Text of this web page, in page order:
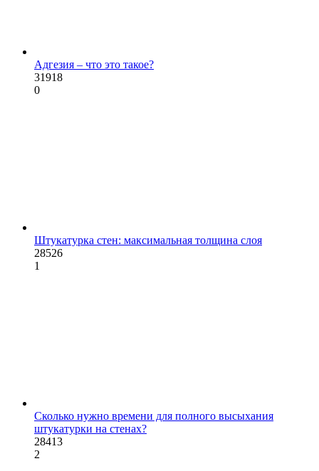
Адгезия – что это такое?
31918
0
Штукатурка стен: максимальная толщина слоя
28526
1
Сколько нужно времени для полного высыхания
штукатурки на стенах?
28413
2